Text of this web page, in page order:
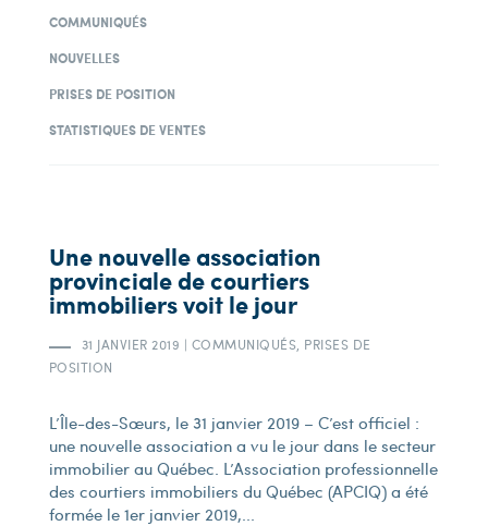
COMMUNIQUÉS
NOUVELLES
PRISES DE POSITION
STATISTIQUES DE VENTES
Une nouvelle association
provinciale de courtiers
immobiliers voit le jour
31 JANVIER 2019 | COMMUNIQUÉS, PRISES DE
POSITION
L’Île-des-Sœurs, le 31 janvier 2019 – C’est officiel :
une nouvelle association a vu le jour dans le secteur
immobilier au Québec. L’Association professionnelle
des courtiers immobiliers du Québec (APCIQ) a été
formée le 1er janvier 2019,...